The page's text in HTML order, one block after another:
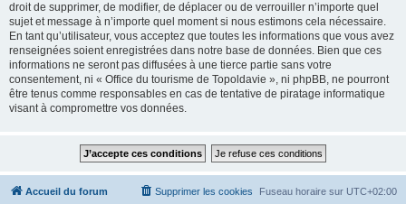
droit de supprimer, de modifier, de déplacer ou de verrouiller n’importe quel
sujet et message à n’importe quel moment si nous estimons cela nécessaire.
En tant qu’utilisateur, vous acceptez que toutes les informations que vous avez
renseignées soient enregistrées dans notre base de données. Bien que ces
informations ne seront pas diffusées à une tierce partie sans votre
consentement, ni « Office du tourisme de Topoldavie », ni phpBB, ne pourront
être tenus comme responsables en cas de tentative de piratage informatique
visant à compromettre vos données.
Accueil du forum Fuseau horaire sur UTC+02:00
Supprimer les cookies